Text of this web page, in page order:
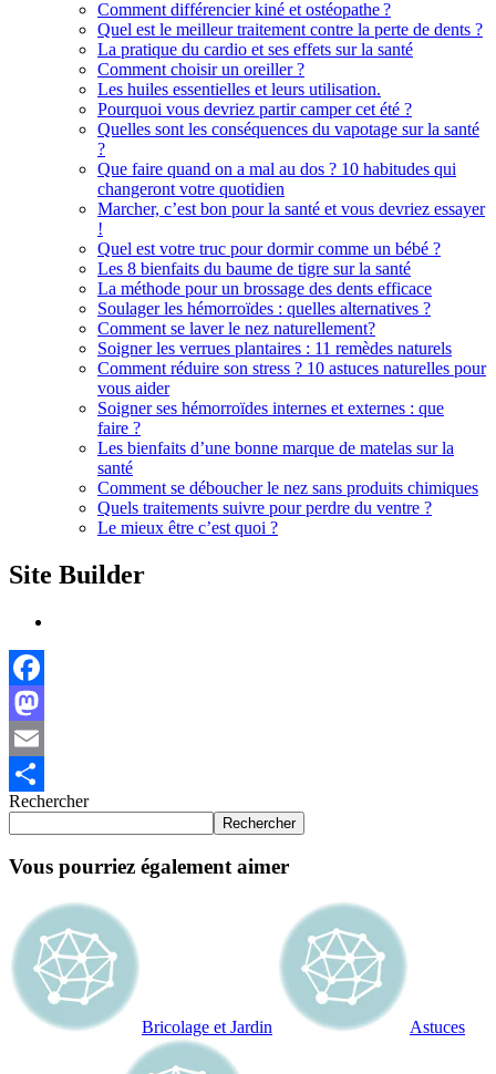
Comment différencier kiné et ostéopathe ?
Quel est le meilleur traitement contre la perte de dents ?
La pratique du cardio et ses effets sur la santé
Comment choisir un oreiller ?
Les huiles essentielles et leurs utilisation.
Pourquoi vous devriez partir camper cet été ?
Quelles sont les conséquences du vapotage sur la santé
?
Que faire quand on a mal au dos ? 10 habitudes qui
changeront votre quotidien
Marcher, c’est bon pour la santé et vous devriez essayer
!
Quel est votre truc pour dormir comme un bébé ?
Les 8 bienfaits du baume de tigre sur la santé
La méthode pour un brossage des dents efficace
Soulager les hémorroïdes : quelles alternatives ?
Comment se laver le nez naturellement?
Soigner les verrues plantaires : 11 remèdes naturels
Comment réduire son stress ? 10 astuces naturelles pour
vous aider
Soigner ses hémorroïdes internes et externes : que
faire ?
Les bienfaits d’une bonne marque de matelas sur la
santé
Comment se déboucher le nez sans produits chimiques
Quels traitements suivre pour perdre du ventre ?
Le mieux être c’est quoi ?
Site Builder
Facebook
Mastodon
Email
Partager
Rechercher
Rechercher
Vous pourriez également aimer
Bricolage et Jardin Astuces